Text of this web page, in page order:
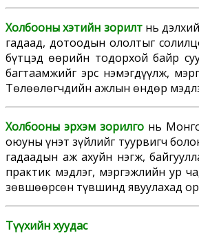
Холбооны хэтийн зорилтнь
гадаад, дотоодын ололтыг
бүтцэд өөрийн тодорхой байр
багтаамжийг эрс нэмэгдүүлж,
Төлөөлөгчдийн ажлын өндөр
Холбооны эрхэм зорилго нь
оюуны үнэт зүйлийг туурвигч
гадаадын аж ахуйн нэгж,
практик мэдлэг, мэргэжлийн ур
зөвшөөрсөн түвшинд явуулахад
Түүхийн хуудас